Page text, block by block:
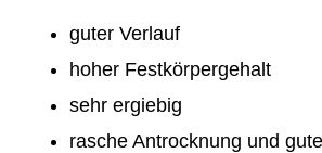
guter Verlauf
hoher Festkörpergehalt
sehr ergiebig
rasche Antrocknung und